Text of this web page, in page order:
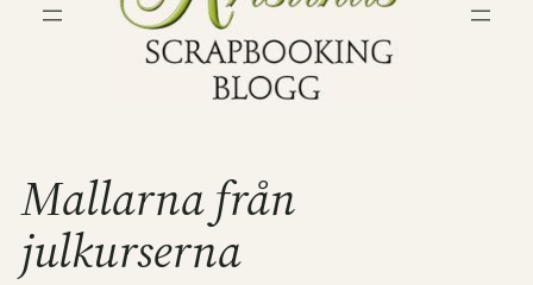
Mallarna från
julkurserna